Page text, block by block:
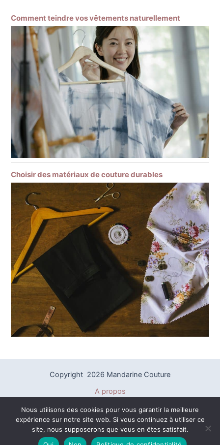
Comment teindre vos vêtements naturellement
Choisir des matériaux de couture durables
Copyright 2026 Mandarine Couture
A propos
Mentions légales
Plan du site
Contact
Nous utilisons des cookies pour vous garantir la meilleure
expérience sur notre site web. Si vous continuez à utiliser ce
site, nous supposerons que vous en êtes satisfait.